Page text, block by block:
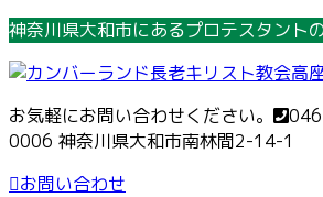
コ
テ
ン
ツ
へ
ス
ナ
ゲ
ー
シ
ョ
ン
神奈川県大和市にあるプロテスタント
お気軽にお問い合わせください。
0006 神奈川県大和市南林間2-14-1
お問い合わせ